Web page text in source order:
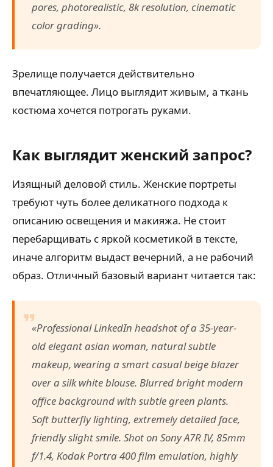
pores, photorealistic, 8k resolution, cinematic
color grading».
Зрелище получается действительно
впечатляющее. Лицо выглядит живым, а ткань
костюма хочется потрогать руками.
Как выглядит женский запрос?
Изящный деловой стиль. Женские портреты
требуют чуть более деликатного подхода к
описанию освещения и макияжа. Не стоит
перебарщивать с яркой косметикой в тексте,
иначе алгоритм выдаст вечерний, а не рабочий
образ. Отличный базовый вариант читается так:
«Professional LinkedIn headshot of a 35-year-
old elegant asian woman, natural subtle
makeup, wearing a smart casual beige blazer
over a silk white blouse. Blurred bright modern
office background with subtle green plants.
Soft butterfly lighting, extremely detailed face,
friendly slight smile. Shot on Sony A7R IV, 85mm
f/1.4, Kodak Portra 400 film emulation, highly